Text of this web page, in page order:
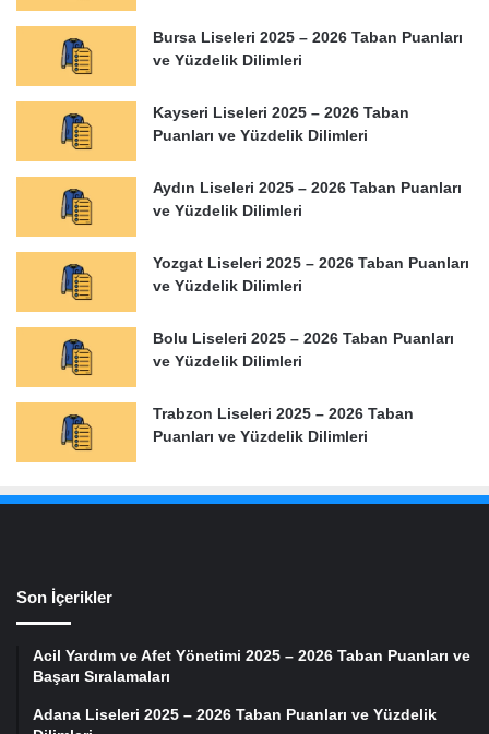
Bursa Liseleri 2025 – 2026 Taban Puanları
ve Yüzdelik Dilimleri
Kayseri Liseleri 2025 – 2026 Taban
Puanları ve Yüzdelik Dilimleri
Aydın Liseleri 2025 – 2026 Taban Puanları
ve Yüzdelik Dilimleri
Yozgat Liseleri 2025 – 2026 Taban Puanları
ve Yüzdelik Dilimleri
Bolu Liseleri 2025 – 2026 Taban Puanları
ve Yüzdelik Dilimleri
Trabzon Liseleri 2025 – 2026 Taban
Puanları ve Yüzdelik Dilimleri
Son İçerikler
Acil Yardım ve Afet Yönetimi 2025 – 2026 Taban Puanları ve
Başarı Sıralamaları
Adana Liseleri 2025 – 2026 Taban Puanları ve Yüzdelik